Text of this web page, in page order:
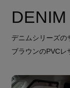
デニムシリーズの
ブラウンのPVCレ